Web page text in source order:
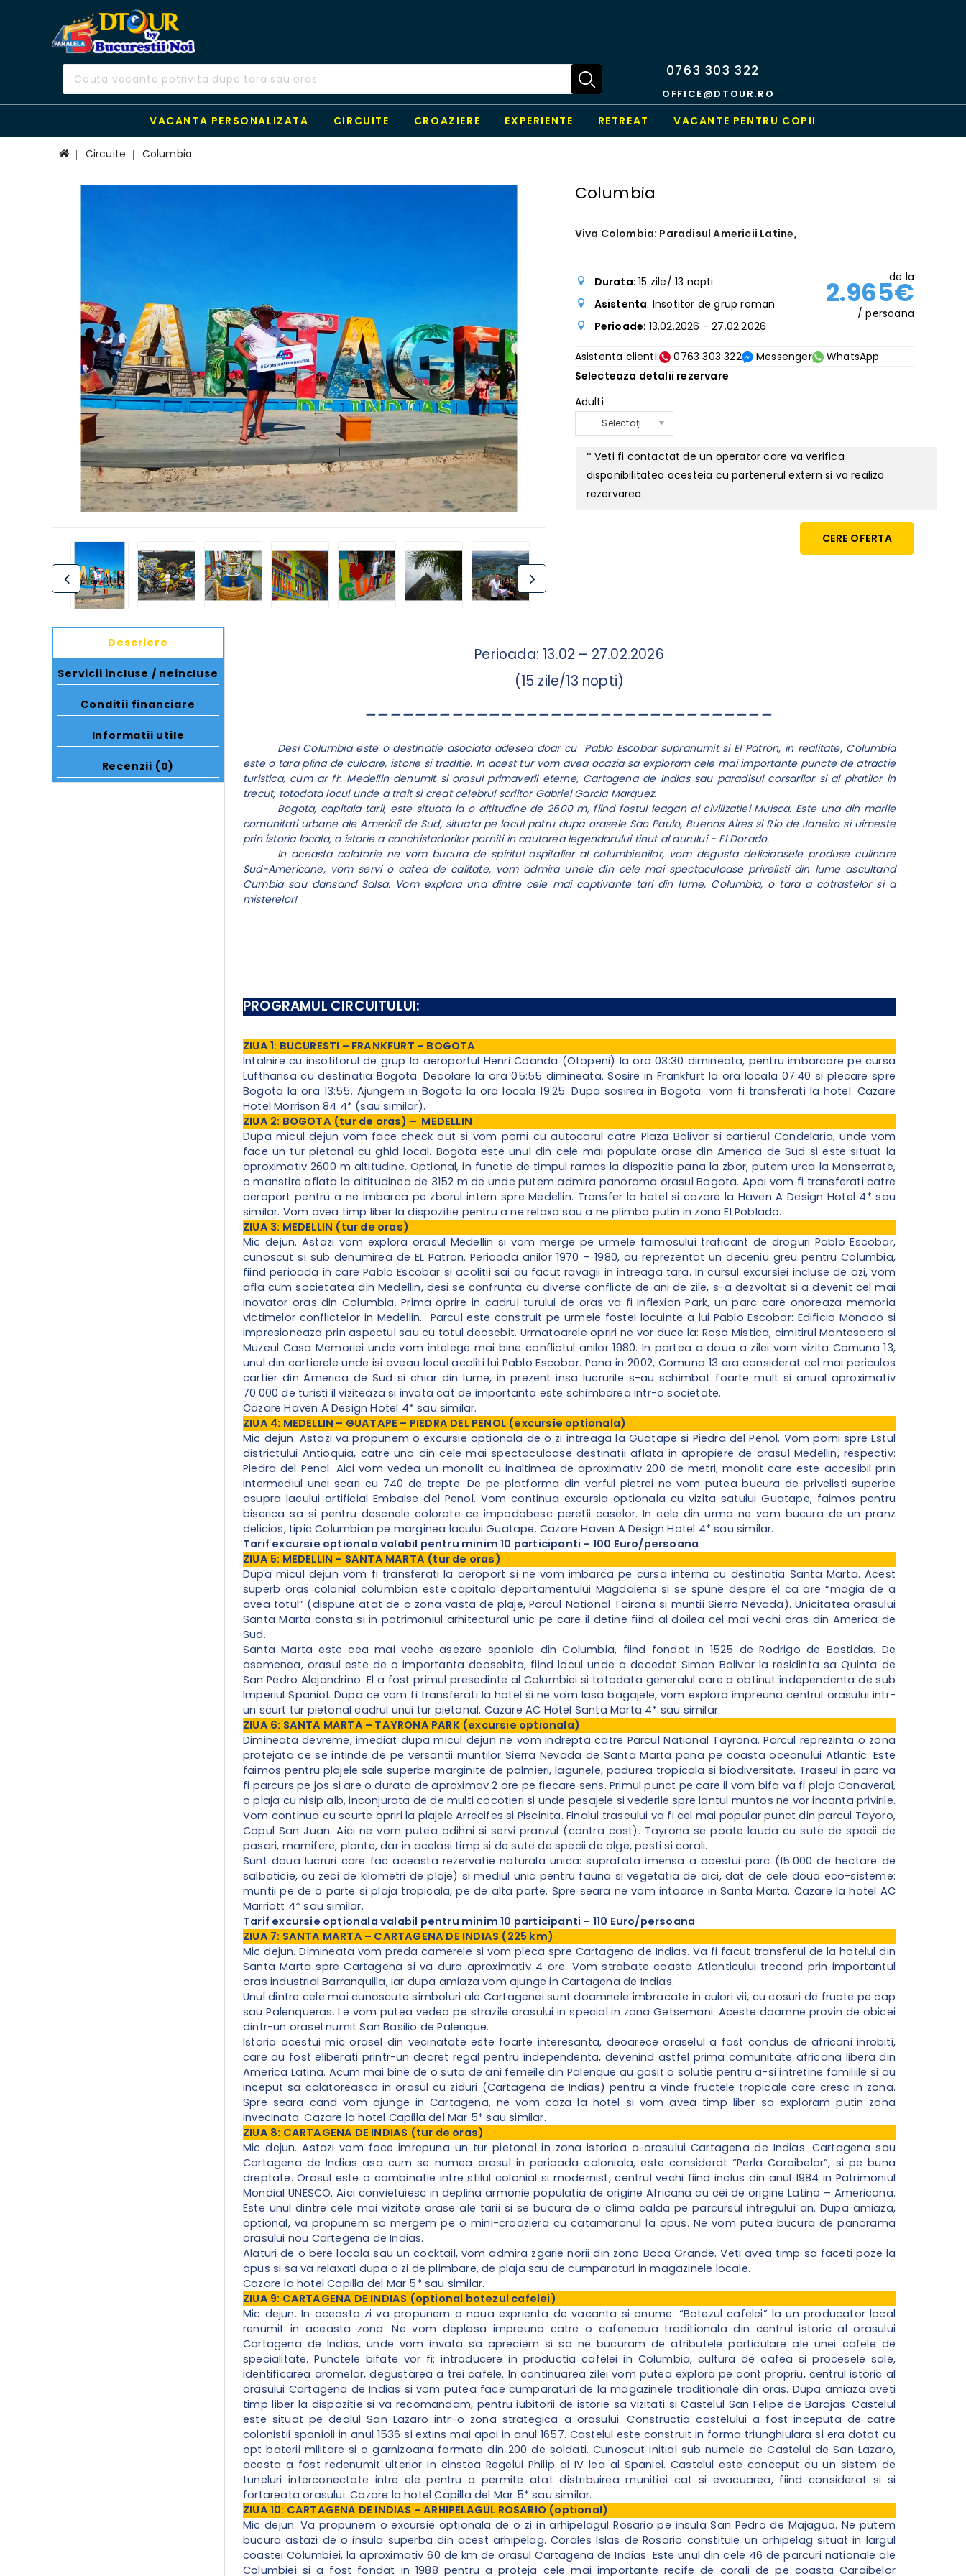
0763 303 322
OFFICE@DTOUR.RO
VACANTA PERSONALIZATA CIRCUITE CROAZIERE EXPERIENTE RETREAT VACANTE PENTRU COPII
Circuite Columbia
Columbia
Viva Colombia: Paradisul Americii Latine,
Durata: 15 zile/ 13 nopti
Asistenta: Insotitor de grup roman
Perioade: 13.02.2026 - 27.02.2026
de la
2.965€
/ persoana
Asistenta clienti: 0763 303 322 Messenger
WhatsApp
Selecteaza detalii rezervare
Adulti
--- Selectaţi ---
* Veti fi contactat de un operator care va verifica
disponibilitatea acesteia cu partenerul extern si va realiza
rezervarea.
CERE OFERTA
Descriere
Servicii incluse / neincluse
Conditii financiare
Informatii utile
Recenzii (0)
Perioada: 13.02 – 27.02.2026
(15 zile/13 nopti)
_________________________________
Desi Columbia este o destinatie asociata adesea doar cu Pablo Escobar supranumit si El Patron, in realitate, Columbia
este o tara plina de culoare, istorie si traditie. In acest tur vom avea ocazia sa exploram cele mai importante puncte de atractie
turistica, cum ar fi:. Medellin denumit si orasul primaverii eterne, Cartagena de Indias sau paradisul corsarilor si al piratilor in
trecut, totodata locul unde a trait si creat celebrul scriitor Gabriel Garcia Marquez.
Bogota, capitala tarii, este situata la o altitudine de 2600 m, fiind fostul leagan al civilizatiei Muisca. Este una din marile
comunitati urbane ale Americii de Sud, situata pe locul patru dupa orasele Sao Paulo, Buenos Aires si Rio de Janeiro si uimeste
prin istoria locala, o istorie a conchistadorilor porniti in cautarea legendarului tinut al aurului - El Dorado.
In aceasta calatorie ne vom bucura de spiritul ospitalier al columbienilor, vom degusta delicioasele produse culinare
Sud-Americane, vom servi o cafea de calitate, vom admira unele din cele mai spectaculoase privelisti din lume ascultand
Cumbia sau dansand Salsa. Vom explora una dintre cele mai captivante tari din lume, Columbia, o tara a cotrastelor si a
misterelor!
PROGRAMUL CIRCUITULUI:
ZIUA 1: BUCURESTI – FRANKFURT – BOGOTA
Intalnire cu insotitorul de grup la aeroportul Henri Coanda (Otopeni) la ora 03:30 dimineata, pentru imbarcare pe cursa
Lufthansa cu destinatia Bogota. Decolare la ora 05:55 dimineata. Sosire in Frankfurt la ora locala 07:40 si plecare spre
Bogota la ora 13:55. Ajungem in Bogota la ora locala 19:25. Dupa sosirea in Bogota vom fi transferati la hotel. Cazare
Hotel Morrison 84 4* (sau similar).
ZIUA 2: BOGOTA (tur de oras) – MEDELLIN
Dupa micul dejun vom face check out si vom porni cu autocarul catre Plaza Bolivar si cartierul Candelaria, unde vom
face un tur pietonal cu ghid local. Bogota este unul din cele mai populate orase din America de Sud si este situat la
aproximativ 2600 m altitudine. Optional, in functie de timpul ramas la dispozitie pana la zbor, putem urca la Monserrate,
o manstire aflata la altitudinea de 3152 m de unde putem admira panorama orasul Bogota. Apoi vom fi transferati catre
aeroport pentru a ne imbarca pe zborul intern spre Medellin. Transfer la hotel si cazare la Haven A Design Hotel 4* sau
similar. Vom avea timp liber la dispozitie pentru a ne relaxa sau a ne plimba putin in zona El Poblado.
ZIUA 3: MEDELLIN (tur de oras)
Mic dejun. Astazi vom explora orasul Medellin si vom merge pe urmele faimosului traficant de droguri Pablo Escobar,
cunoscut si sub denumirea de EL Patron. Perioada anilor 1970 – 1980, au reprezentat un deceniu greu pentru Columbia,
fiind perioada in care Pablo Escobar si acolitii sai au facut ravagii in intreaga tara. In cursul excursiei incluse de azi, vom
afla cum societatea din Medellin, desi se confrunta cu diverse conflicte de ani de zile, s-a dezvoltat si a devenit cel mai
inovator oras din Columbia. Prima oprire in cadrul turului de oras va fi Inflexion Park, un parc care onoreaza memoria
victimelor conflictelor in Medellin. Parcul este construit pe urmele fostei locuinte a lui Pablo Escobar: Edificio Monaco si
impresioneaza prin aspectul sau cu totul deosebit. Urmatoarele opriri ne vor duce la: Rosa Mistica, cimitirul Montesacro si
Muzeul Casa Memoriei unde vom intelege mai bine conflictul anilor 1980. In partea a doua a zilei vom vizita Comuna 13,
unul din cartierele unde isi aveau locul acoliti lui Pablo Escobar. Pana in 2002, Comuna 13 era considerat cel mai periculos
cartier din America de Sud si chiar din lume, in prezent insa lucrurile s-au schimbat foarte mult si anual aproximativ
70.000 de turisti il viziteaza si invata cat de importanta este schimbarea intr-o societate.
Cazare Haven A Design Hotel 4* sau similar.
ZIUA 4: MEDELLIN – GUATAPE – PIEDRA DEL PENOL (excursie optionala)
Mic dejun. Astazi va propunem o excursie optionala de o zi intreaga la Guatape si Piedra del Penol. Vom porni spre Estul
districtului Antioquia, catre una din cele mai spectaculoase destinatii aflata in apropiere de orasul Medellin, respectiv:
Piedra del Penol. Aici vom vedea un monolit cu inaltimea de aproximativ 200 de metri, monolit care este accesibil prin
intermediul unei scari cu 740 de trepte. De pe platforma din varful pietrei ne vom putea bucura de privelisti superbe
asupra lacului artificial Embalse del Penol. Vom continua excursia optionala cu vizita satului Guatape, faimos pentru
biserica sa si pentru desenele colorate ce impodobesc peretii caselor. In cele din urma ne vom bucura de un pranz
delicios, tipic Columbian pe marginea lacului Guatape. Cazare Haven A Design Hotel 4* sau similar.
Tarif excursie optionala valabil pentru minim 10 participanti – 100 Euro/persoana
ZIUA 5: MEDELLIN – SANTA MARTA (tur de oras)
Dupa micul dejun vom fi transferati la aeroport si ne vom imbarca pe cursa interna cu destinatia Santa Marta. Acest
superb oras colonial columbian este capitala departamentului Magdalena si se spune despre el ca are “magia de a
avea totul” (dispune atat de o zona vasta de plaje, Parcul National Tairona si muntii Sierra Nevada). Unicitatea orasului
Santa Marta consta si in patrimoniul arhitectural unic pe care il detine fiind al doilea cel mai vechi oras din America de
Sud.
Santa Marta este cea mai veche asezare spaniola din Columbia, fiind fondat in 1525 de Rodrigo de Bastidas. De
asemenea, orasul este de o importanta deosebita, fiind locul unde a decedat Simon Bolivar la residinta sa Quinta de
San Pedro Alejandrino. El a fost primul presedinte al Columbiei si totodata generalul care a obtinut independenta de sub
Imperiul Spaniol. Dupa ce vom fi transferati la hotel si ne vom lasa bagajele, vom explora impreuna centrul orasului intr-
un scurt tur pietonal cadrul unui tur pietonal. Cazare AC Hotel Santa Marta 4* sau similar.
ZIUA 6: SANTA MARTA – TAYRONA PARK (excursie optionala)
Dimineata devreme, imediat dupa micul dejun ne vom indrepta catre Parcul National Tayrona. Parcul reprezinta o zona
protejata ce se intinde de pe versantii muntilor Sierra Nevada de Santa Marta pana pe coasta oceanului Atlantic. Este
faimos pentru plajele sale superbe marginite de palmieri, lagunele, padurea tropicala si biodiversitate. Traseul in parc va
fi parcurs pe jos si are o durata de aproximav 2 ore pe fiecare sens. Primul punct pe care il vom bifa va fi plaja Canaveral,
o plaja cu nisip alb, inconjurata de de multi cocotieri si unde pesajele si vederile spre lantul muntos ne vor incanta privirile.
Vom continua cu scurte opriri la plajele Arrecifes si Piscinita. Finalul traseului va fi cel mai popular punct din parcul Tayoro,
Capul San Juan. Aici ne vom putea odihni si servi pranzul (contra cost). Tayrona se poate lauda cu sute de specii de
pasari, mamifere, plante, dar in acelasi timp si de sute de specii de alge, pesti si corali.
Sunt doua lucruri care fac aceasta rezervatie naturala unica: suprafata imensa a acestui parc (15.000 de hectare de
salbaticie, cu zeci de kilometri de plaje) si mediul unic pentru fauna si vegetatia de aici, dat de cele doua eco-sisteme:
muntii pe de o parte si plaja tropicala, pe de alta parte. Spre seara ne vom intoarce in Santa Marta. Cazare la hotel AC
Marriott 4* sau similar.
Tarif excursie optionala valabil pentru minim 10 participanti – 110 Euro/persoana
ZIUA 7: SANTA MARTA – CARTAGENA DE INDIAS (225 km)
Mic dejun. Dimineata vom preda camerele si vom pleca spre Cartagena de Indias. Va fi facut transferul de la hotelul din
Santa Marta spre Cartagena si va dura aproximativ 4 ore. Vom strabate coasta Atlanticului trecand prin importantul
oras industrial Barranquilla, iar dupa amiaza vom ajunge in Cartagena de Indias.
Unul dintre cele mai cunoscute simboluri ale Cartagenei sunt doamnele imbracate in culori vii, cu cosuri de fructe pe cap
sau Palenqueras. Le vom putea vedea pe strazile orasului in special in zona Getsemani. Aceste doamne provin de obicei
dintr-un orasel numit San Basilio de Palenque.
Istoria acestui mic orasel din vecinatate este foarte interesanta, deoarece oraselul a fost condus de africani inrobiti,
care au fost eliberati printr-un decret regal pentru independenta, devenind astfel prima comunitate africana libera din
America Latina. Acum mai bine de o suta de ani femeile din Palenque au gasit o solutie pentru a-si intretine familiile si au
inceput sa calatoreasca in orasul cu ziduri (Cartagena de Indias) pentru a vinde fructele tropicale care cresc in zona.
Spre seara cand vom ajunge in Cartagena, ne vom caza la hotel si vom avea timp liber sa exploram putin zona
invecinata. Cazare la hotel Capilla del Mar 5* sau similar.
ZIUA 8: CARTAGENA DE INDIAS (tur de oras)
Mic dejun. Astazi vom face imrepuna un tur pietonal in zona istorica a orasului Cartagena de Indias. Cartagena sau
Cartagena de Indias asa cum se numea orasul in perioada coloniala, este considerat “Perla Caraibelor”, si pe buna
dreptate. Orasul este o combinatie intre stilul colonial si modernist, centrul vechi fiind inclus din anul 1984 in Patrimoniul
Mondial UNESCO. Aici convietuiesc in deplina armonie populatia de origine Africana cu cei de origine Latino – Americana.
Este unul dintre cele mai vizitate orase ale tarii si se bucura de o clima calda pe parcursul intregului an. Dupa amiaza,
optional, va propunem sa mergem pe o mini-croaziera cu catamaranul la apus. Ne vom putea bucura de panorama
orasului nou Cartegena de Indias.
Alaturi de o bere locala sau un cocktail, vom admira zgarie norii din zona Boca Grande. Veti avea timp sa faceti poze la
apus si sa va relaxati dupa o zi de plimbare, de plaja sau de cumparaturi in magazinele locale.
Cazare la hotel Capilla del Mar 5* sau similar.
ZIUA 9: CARTAGENA DE INDIAS (optional botezul cafelei)
Mic dejun. In aceasta zi va propunem o noua exprienta de vacanta si anume: “Botezul cafelei” la un producator local
renumit in aceasta zona. Ne vom deplasa impreuna catre o cafeneaua traditionala din centrul istoric al orasului
Cartagena de Indias, unde vom invata sa apreciem si sa ne bucuram de atributele particulare ale unei cafele de
specialitate. Punctele bifate vor fi: introducere in productia cafelei in Columbia, cultura de cafea si procesele sale,
identificarea aromelor, degustarea a trei cafele. In continuarea zilei vom putea explora pe cont propriu, centrul istoric al
orasului Cartagena de Indias si vom putea face cumparaturi de la magazinele traditionale din oras. Dupa amiaza aveti
timp liber la dispozitie si va recomandam, pentru iubitorii de istorie sa vizitati si Castelul San Felipe de Barajas. Castelul
este situat pe dealul San Lazaro intr-o zona strategica a orasului. Constructia castelului a fost inceputa de catre
colonistii spanioli in anul 1536 si extins mai apoi in anul 1657. Castelul este construit in forma triunghiulara si era dotat cu
opt baterii militare si o garnizoana formata din 200 de soldati. Cunoscut initial sub numele de Castelul de San Lazaro,
acesta a fost redenumit ulterior in cinstea Regelui Philip al IV lea al Spaniei. Castelul este conceput cu un sistem de
tuneluri interconectate intre ele pentru a permite atat distribuirea munitiei cat si evacuarea, fiind considerat si si
fortareata orasului. Cazare la hotel Capilla del Mar 5* sau similar.
ZIUA 10: CARTAGENA DE INDIAS – ARHIPELAGUL ROSARIO (optional)
Mic dejun. Va propunem o excursie optionala de o zi in arhipelagul Rosario pe insula San Pedro de Majagua. Ne putem
bucura astazi de o insula superba din acest arhipelag. Corales Islas de Rosario constituie un arhipelag situat in largul
coastei Columbiei, la aproximativ 60 de km de orasul Cartagena de Indias. Este unul din cele 46 de parcuri nationale ale
Columbiei si a fost fondat in 1988 pentru a proteja cele mai importante recife de corali de pe coasta Caraibelor